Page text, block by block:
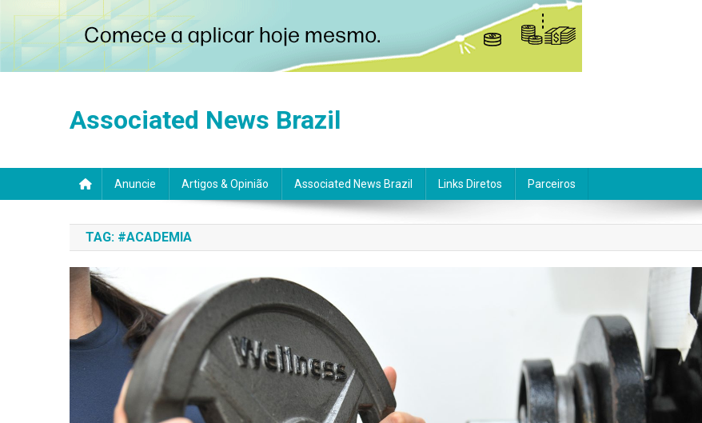
Associated News Brazil
Anuncie Artigos & Opinião Associated News Brazil Links Diretos Parceiros
TAG: #ACADEMIA